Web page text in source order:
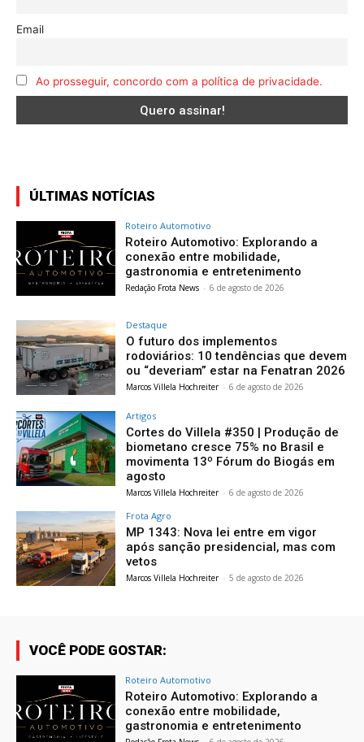
Email
Ao prosseguir, concordo com a política de privacidade.
ÚLTIMAS NOTÍCIAS
Roteiro Automotivo
Roteiro Automotivo: Explorando a
conexão entre mobilidade,
gastronomia e entretenimento
Redação Frota News - 6 de agosto de 2026
Destaque
O futuro dos implementos
rodoviários: 10 tendências que devem
ou “deveriam” estar na Fenatran 2026
Marcos Villela Hochreiter - 6 de agosto de 2026
Artigos
Cortes do Villela #350 | Produção de
biometano cresce 75% no Brasil e
movimenta 13º Fórum do Biogás em
agosto
Marcos Villela Hochreiter - 6 de agosto de 2026
Frota Agro
MP 1343: Nova lei entre em vigor
após sanção presidencial, mas com
vetos
Marcos Villela Hochreiter - 5 de agosto de 2026
VOCÊ PODE GOSTAR:
Roteiro Automotivo
Roteiro Automotivo: Explorando a
conexão entre mobilidade,
gastronomia e entretenimento